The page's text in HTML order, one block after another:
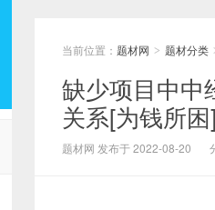
当前位置： 题材网 > 题材分类
缺少项目中中
关系[为钱所困]
题材网 发布于 2022-08-20